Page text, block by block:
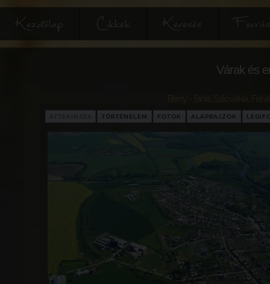
Kezdőlap Cikkek Keresés
Várak és
Szlovákia
TÖRTÉNELEM FOTÓK ALAPRAJZOK